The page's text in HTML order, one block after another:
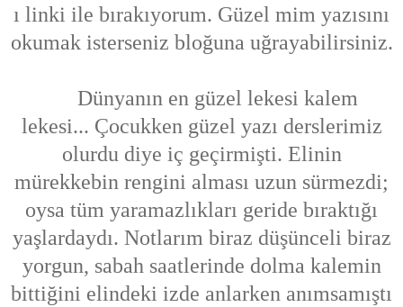
ı linki ile bırakıyorum. Güzel mim yazısını
okumak isterseniz bloğuna uğrayabilirsiniz.
Dünyanın en güzel lekesi kalem
lekesi... Çocukken güzel yazı derslerimiz
olurdu diye iç geçirmişti. Elinin
mürekkebin rengini alması uzun sürmezdi;
oysa tüm yaramazlıkları geride bıraktığı
yaşlardaydı. Notlarım biraz düşünceli biraz
yorgun, sabah saatlerinde dolma kalemin
bittiğini elindeki izde anlarken anımsamıştı